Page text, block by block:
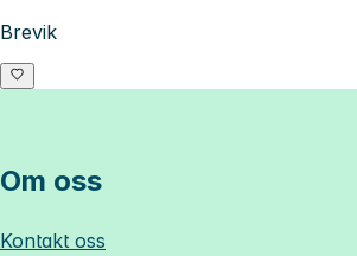
Brevik
Om oss
Kontakt oss